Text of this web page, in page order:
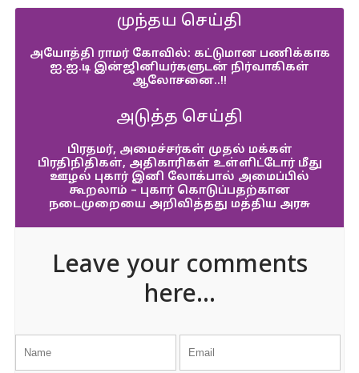
முந்தய செய்தி
அயோத்தி ராமர் கோவில்: கட்டுமான பணிக்காக
ஐ.ஐ.டி இன்ஜினியர்களுடன் நிர்வாகிகள்
ஆலோசனை..!!
அடுத்த செய்தி
பிரதமர், அமைச்சர்கள் முதல் மக்கள்
பிரதிநிதிகள், அதிகாரிகள் உள்ளிட்டோர் மீது
ஊழல் புகார் இனி லோக்பால் அமைப்பில்
கூறலாம் – புகார் கொடுப்பதற்கான
நடைமுறையை அறிவித்தது மத்திய அரசு
Leave your comments
here...